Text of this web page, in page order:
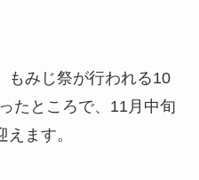
もみじ祭が行われる10
たところで、11月中旬
ます。